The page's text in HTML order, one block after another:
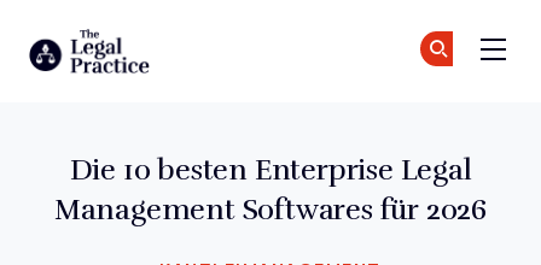
Die 10 besten Enterprise Legal
Management Softwares für 2026